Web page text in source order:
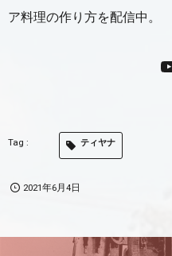
ア料理の作り方を配信中。
ティヤナ
2021年6月4日